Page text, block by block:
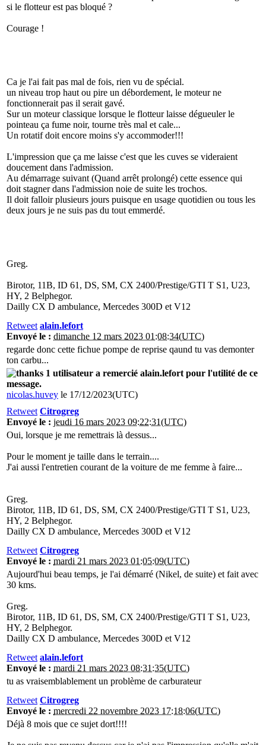
si le flotteur est pas bloqué ?
Courage !
Ca je l'ai fait pas mal de fois, rien vu de spécial.
un niveau trop haut ou pire un débordement, le moteur ne
fonctionnerait pas il serait gavé.
Sur un moteur classique lorsque le flotteur laisse dégueuler le
pointeau ça fume noir, tourne très mal et cale...
Un rotatif doit encore moins s'y accommoder!!!
L'impression que ça me laisse c'est que les cuves se videraient
doucement dans l'admission.
Au démarrage suivant (Quand arrêt prolongé) cette essence qui
doit stagner dans l'admission noie de suite les trochos.
Il doit falloir plusieurs jours puisque en usage quotidien ou tous les
deux jours je ne suis pas du tout emmerdé.
Greg.
Birotor, 11B, ID 61, DS, SM, CX 2400/Prestige/GTI T S1, U23,
HY, 2 Belphegor.
Dailly CX D ambulance, Mercedes 300D et V12
Retweet alain.lefort
Envoyé le : dimanche 12 mars 2023 01:08:34(UTC)
regarde donc cette fichue pompe de reprise qaund tu vas demonter
ton carbu...
1 utilisateur a remercié alain.lefort pour l'utilité de ce
message.
nicolas.huvey le 17/12/2023(UTC)
Retweet Citrogreg
Envoyé le : jeudi 16 mars 2023 09:22:31(UTC)
Oui, lorsque je me remettrais là dessus...
Pour le moment je taille dans le terrain....
J'ai aussi l'entretien courant de la voiture de me femme à faire...
Greg.
Birotor, 11B, ID 61, DS, SM, CX 2400/Prestige/GTI T S1, U23,
HY, 2 Belphegor.
Dailly CX D ambulance, Mercedes 300D et V12
Retweet Citrogreg
Envoyé le : mardi 21 mars 2023 01:05:09(UTC)
Aujourd'hui beau temps, je l'ai démarré (Nikel, de suite) et fait avec
30 kms.
Greg.
Birotor, 11B, ID 61, DS, SM, CX 2400/Prestige/GTI T S1, U23,
HY, 2 Belphegor.
Dailly CX D ambulance, Mercedes 300D et V12
Retweet alain.lefort
Envoyé le : mardi 21 mars 2023 08:31:35(UTC)
tu as vraisemblablement un problème de carburateur
Retweet Citrogreg
Envoyé le : mercredi 22 novembre 2023 17:18:06(UTC)
Déjà 8 mois que ce sujet dort!!!!